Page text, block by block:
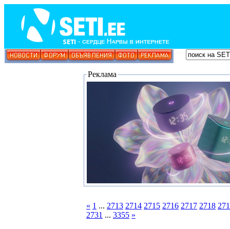
Реклама
« 1 ... 2713 2714 2715 2716 2717 2718
2731 ... 3355 »